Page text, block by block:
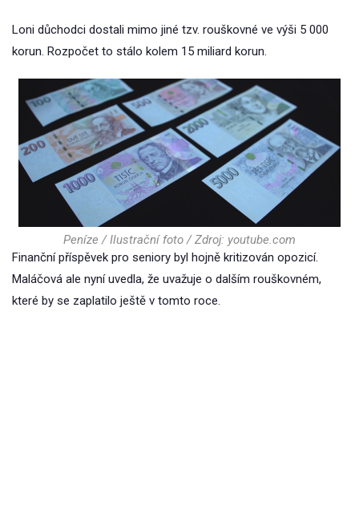
Loni důchodci dostali mimo jiné tzv. rouškovné ve výši 5 000
korun. Rozpočet to stálo kolem 15 miliard korun.
Peníze / Ilustrační foto / Zdroj: youtube.com
Finanční příspěvek pro seniory byl hojně kritizován opozicí.
Maláčová ale nyní uvedla, že uvažuje o dalším rouškovném,
které by se zaplatilo ještě v tomto roce.